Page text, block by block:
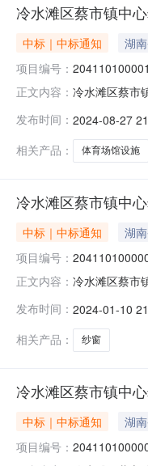
冷水滩区蔡市镇中
中标｜中标通知 湖
项目编号：
正文内容： 冷水滩区蔡市
码:431103项
发布时间： 2024-08-27
相关产品：
体育场馆设施
冷水滩区蔡市镇中
中标｜中标通知 湖
项目编号：
正文内容： 冷水滩区蔡市
购计划信息：
发布时间： 2024-01-10
相关产品：
纱窗
冷水滩区蔡市镇中
中标｜中标通知 湖
项目编号：